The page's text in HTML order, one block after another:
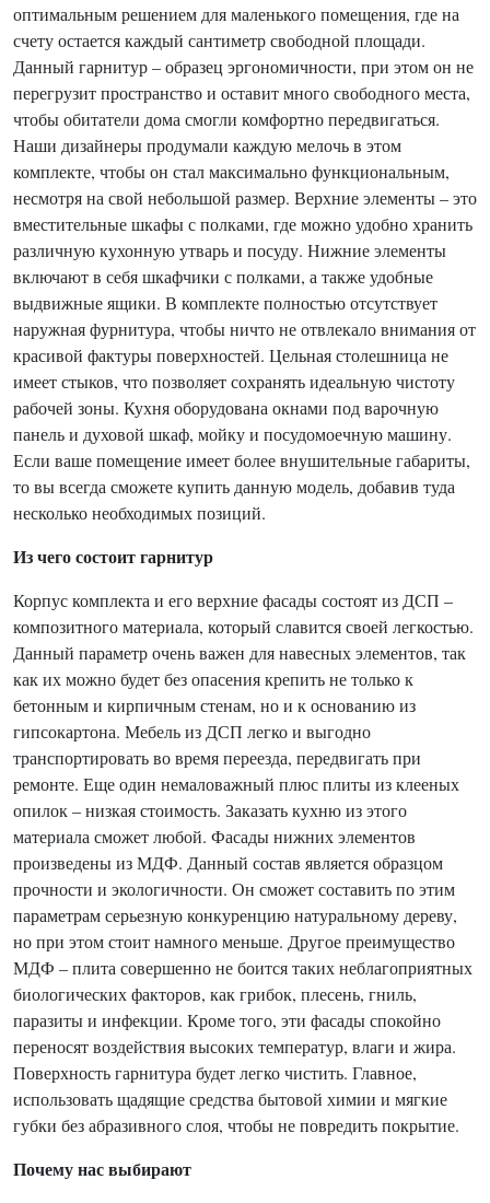
оптимальным решением для маленького помещения, где на
счету остается каждый сантиметр свободной площади.
Данный гарнитур – образец эргономичности, при этом он не
перегрузит пространство и оставит много свободного места,
чтобы обитатели дома смогли комфортно передвигаться.
Наши дизайнеры продумали каждую мелочь в этом
комплекте, чтобы он стал максимально функциональным,
несмотря на свой небольшой размер. Верхние элементы – это
вместительные шкафы с полками, где можно удобно хранить
различную кухонную утварь и посуду. Нижние элементы
включают в себя шкафчики с полками, а также удобные
выдвижные ящики. В комплекте полностью отсутствует
наружная фурнитура, чтобы ничто не отвлекало внимания от
красивой фактуры поверхностей. Цельная столешница не
имеет стыков, что позволяет сохранять идеальную чистоту
рабочей зоны. Кухня оборудована окнами под варочную
панель и духовой шкаф, мойку и посудомоечную машину.
Если ваше помещение имеет более внушительные габариты,
то вы всегда сможете купить данную модель, добавив туда
несколько необходимых позиций.
Из чего состоит гарнитур
Корпус комплекта и его верхние фасады состоят из ДСП –
композитного материала, который славится своей легкостью.
Данный параметр очень важен для навесных элементов, так
как их можно будет без опасения крепить не только к
бетонным и кирпичным стенам, но и к основанию из
гипсокартона. Мебель из ДСП легко и выгодно
транспортировать во время переезда, передвигать при
ремонте. Еще один немаловажный плюс плиты из клееных
опилок – низкая стоимость. Заказать кухню из этого
материала сможет любой. Фасады нижних элементов
произведены из МДФ. Данный состав является образцом
прочности и экологичности. Он сможет составить по этим
параметрам серьезную конкуренцию натуральному дереву,
но при этом стоит намного меньше. Другое преимущество
МДФ – плита совершенно не боится таких неблагоприятных
биологических факторов, как грибок, плесень, гниль,
паразиты и инфекции. Кроме того, эти фасады спокойно
переносят воздействия высоких температур, влаги и жира.
Поверхность гарнитура будет легко чистить. Главное,
использовать щадящие средства бытовой химии и мягкие
губки без абразивного слоя, чтобы не повредить покрытие.
Почему нас выбирают